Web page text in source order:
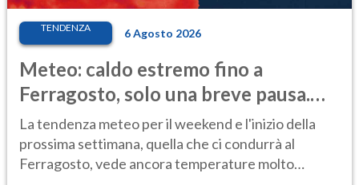
TENDENZA 6 Agosto 2026
Meteo: caldo estremo fino a
Ferragosto, solo una breve pausa.
Ecco dove
La tendenza meteo per il weekend e l'inizio della
prossima settimana, quella che ci condurrà al
Ferragosto, vede ancora temperature molto